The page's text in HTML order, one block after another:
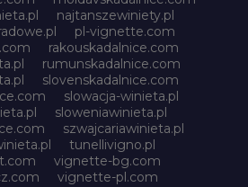
najtanszewiniety.pl
pl-vignette.com
rakouskadalnice.com
rumunskadalnice.com
slovenskadalnice.com
slowacja-winieta.pl
sloweniawinieta.pl
szwajcariawinieta.pl
tunellivigno.pl
vignette-bg.com
vignette-pl.com